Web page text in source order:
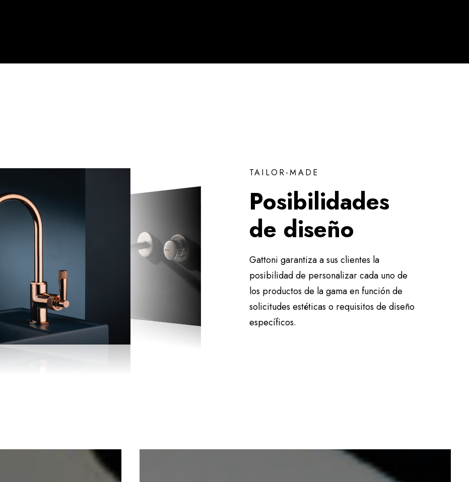
TAILOR-MADE
Posibilidades
de diseño
Gattoni garantiza a sus clientes la
posibilidad de personalizar cada uno de
los productos de la gama en función de
solicitudes estéticas o requisitos de diseño
específicos.